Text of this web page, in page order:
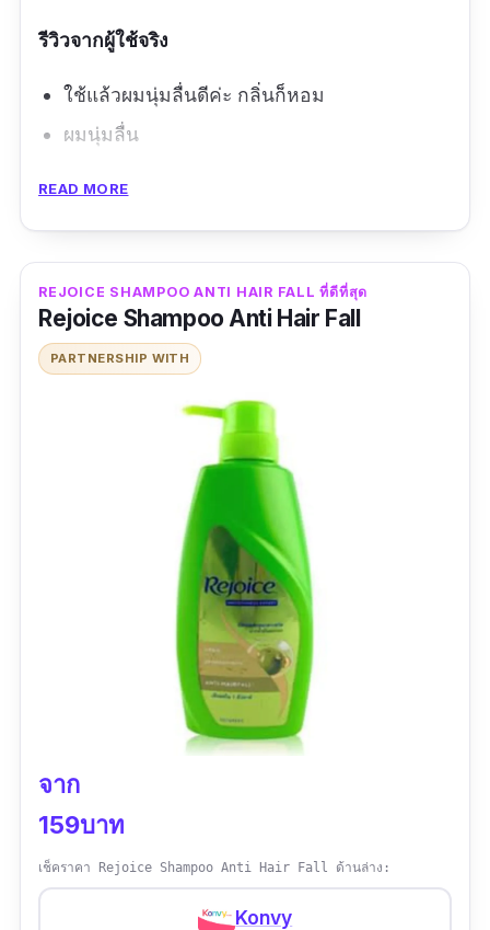
รีวิวจากผู้ใช้จริง
ใช้แล้วผมนุ่มลื่นดีค่ะ กลิ่นก็หอม
ผมนุ่มลื่น
ข้อดี
กลิ่นหอม สดชื่น
ผมนุ่ม ตรง
READ MORE
REJOICE SHAMPOO ANTI HAIR FALL ที่ดีที่สุด
Rejoice Shampoo Anti Hair Fall
PARTNERSHIP WITH
จาก
159บาท
เช็คราคา Rejoice Shampoo Anti Hair Fall ด้านล่าง:
Konvy